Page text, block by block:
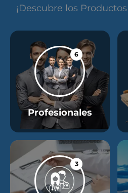
¡Descubre los
6
Profesionales
3